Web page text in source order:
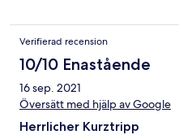
Verifierad recension
10/10 Enastående
16 sep. 2021
Översätt med hjälp av Google
Herrlicher Kurztripp